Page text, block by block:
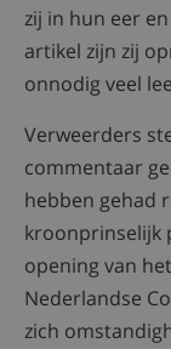
zij in hun eer
artikel zijn zij
onnodig veel
Verweerders
commentaar
hebben gehad
kroonprinselijk
opening van
Nederlandse
zich